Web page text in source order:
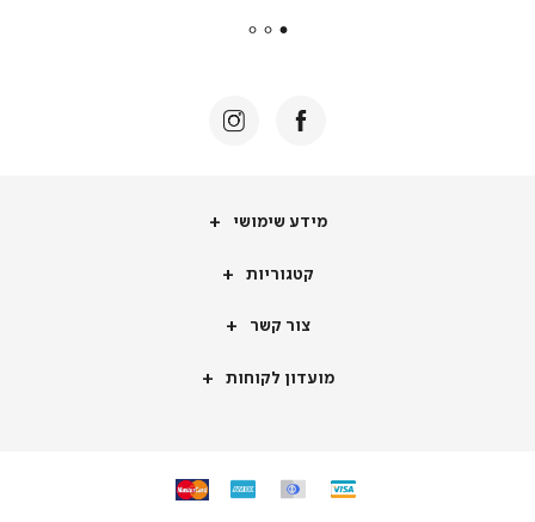
מידע שימושי
קטגוריות
צור קשר
מועדון לקוחות